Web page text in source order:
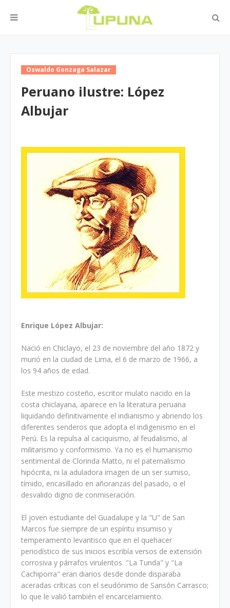
Oswaldo Gonzaga Salazar
Peruano ilustre: López
Albujar
Enrique López Albujar:
Nació en Chiclayo, el 23 de noviembre del año 1872 y
murió en la ciudad de Lima, el 6 de marzo de 1966, a
los 94 años de edad.
Este mestizo costeño, escritor mulato nacido en la
costa chiclayana, aparece en la literatura peruana
liquidando definitivamente el indianismo y abriendo los
diferentes senderos que adopta el indigenismo en el
Perú. Es la repulsa al caciquismo, al feudalismo, al
militarismo y conformismo. Ya no es el humanismo
sentimental de Clorinda Matto, ni el paternalismo
hipócrita, ni la aduladora imagen de un ser sumiso,
tímido, encasillado en añoranzas del pasado, o el
desvalido digno de conmiseración.
El joven estudiante del Guadalupe y la "U" de San
Marcos fue siempre de un espíritu insumiso y
temperamento levantisco que en el quehacer
periodístico de sus inicios escribía versos de extensión
corrosiva y párrafos virulentos. "La Tunda" y "La
Cachiporra" eran diarios desde donde disparaba
aceradas críticas con el seudónimo de Sansón Carrasco;
lo que le valió también el encarcelamiento.